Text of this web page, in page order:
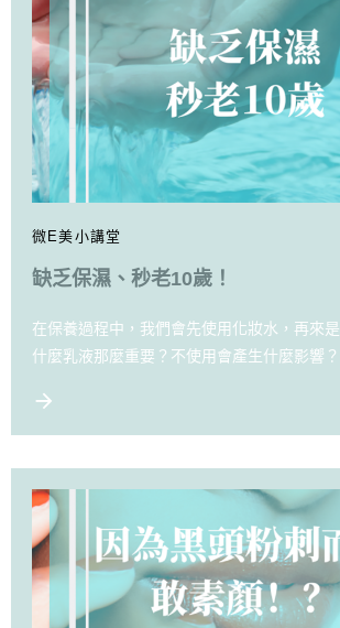
微E美小講堂
缺乏保濕、秒老10歲！
在保養過程中，我們會先使用化妝水，再來
什麼乳液那麼重要？不使用會產生什麼影響？